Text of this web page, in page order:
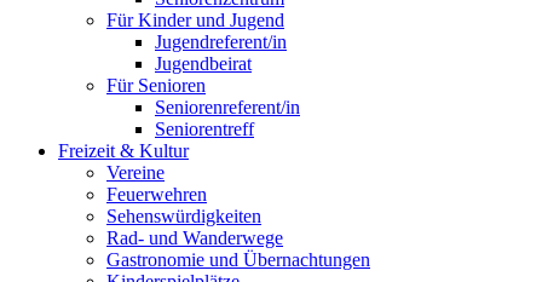
Für Kinder und Jugend
Jugendreferent/in
Jugendbeirat
Für Senioren
Seniorenreferent/in
Seniorentreff
Freizeit & Kultur
Vereine
Feuerwehren
Sehenswürdigkeiten
Rad- und Wanderwege
Gastronomie und Übernachtungen